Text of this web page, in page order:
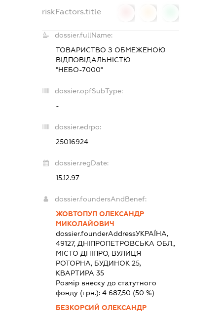
riskFactors.title
dossier.fullName:
ТОВАРИСТВО З ОБМЕЖЕНОЮ
ВІДПОВІДАЛЬНІСТЮ
"НЕБО-7000"
dossier.opfSubType:
-
dossier.edrpo:
25016924
dossier.regDate:
15.12.97
dossier.foundersAndBenef:
ЖОВТОПУП ОЛЕКСАНДР
МИКОЛАЙОВИЧ
dossier.founderAddressУКРАЇНА,
49127, ДНІПРОПЕТРОВСЬКА ОБЛ.,
МІСТО ДНІПРО, ВУЛИЦЯ
РОТОРНА, БУДИНОК 25,
КВАРТИРА 35
Розмір внеску до статутного
фонду (грн.): 4 687,50 (50 %)
БЕЗКОРСИЙ ОЛЕКСАНДР